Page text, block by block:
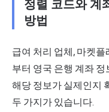
정렬 코드와 계
방법
급여 처리 업체, 마켓
부터 영국 은행 계좌 정
해당 정보가 실제인지
두 가지가 있습니다.